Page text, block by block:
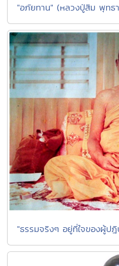
"อภัยทาน" (หลวงปู่สิม พุทธา
"ธรรมจริงๆ อยู่ที่ใจของผู้ป